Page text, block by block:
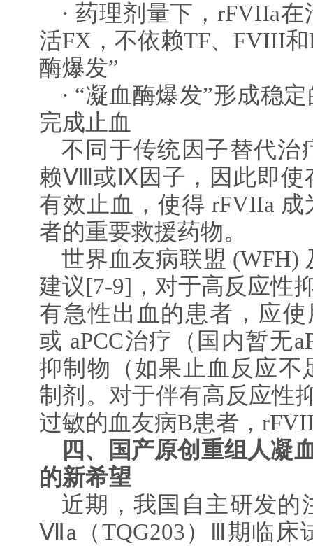
· 药理剂量下，rFVIIa
活FX，不依赖TF、FVIII
酶爆发”
· “凝血酶爆发”形成稳
完成止血
不同于传统因子替代治
赖Ⅷ或Ⅸ因子，因此即使
有效止血，使得 rFVIIa
者的重要救援药物。
世界血友病联盟 (WFH)
建议[7-9]，对于高反应性
有急性出血的患者，应
或 aPCC治疗（国内暂无
抑制物（如果止血反应不
制剂。对于伴有高反应性
过敏的血友病B患者，
四、国产原创重组人凝
的新希望
近期，我国自主研发的
Ⅶa（TQG203）Ⅲ期临床